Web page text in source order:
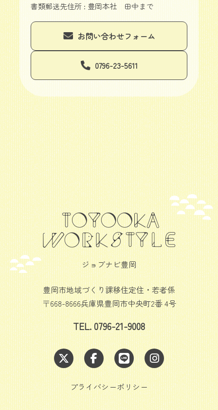
書類郵送先住所 : 豊岡本社 田中まで
お問い合わせフォーム
0796-23-5611
ジョブナビ豊岡
豊岡市地域づくり課移住定住・若者係
〒668-8666兵庫県豊岡市中央町2番 4号
TEL. 0796-21-9008
プライバシーポリシー